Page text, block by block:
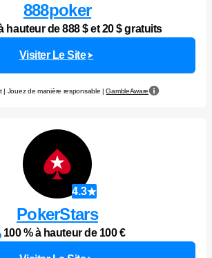
888poker
hauteur de 888 $ et 20 $ gratuits
Visiter Le Site
| Jouez de manière responsable |GambleAware
4.3
PokerStars
100 % à hauteur de 100 €